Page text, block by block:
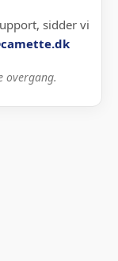
sidder vi
overgang.